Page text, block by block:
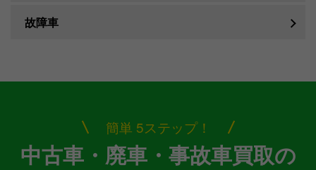
故障車
簡単 5ステップ！
中古車・廃車・事故車買取の